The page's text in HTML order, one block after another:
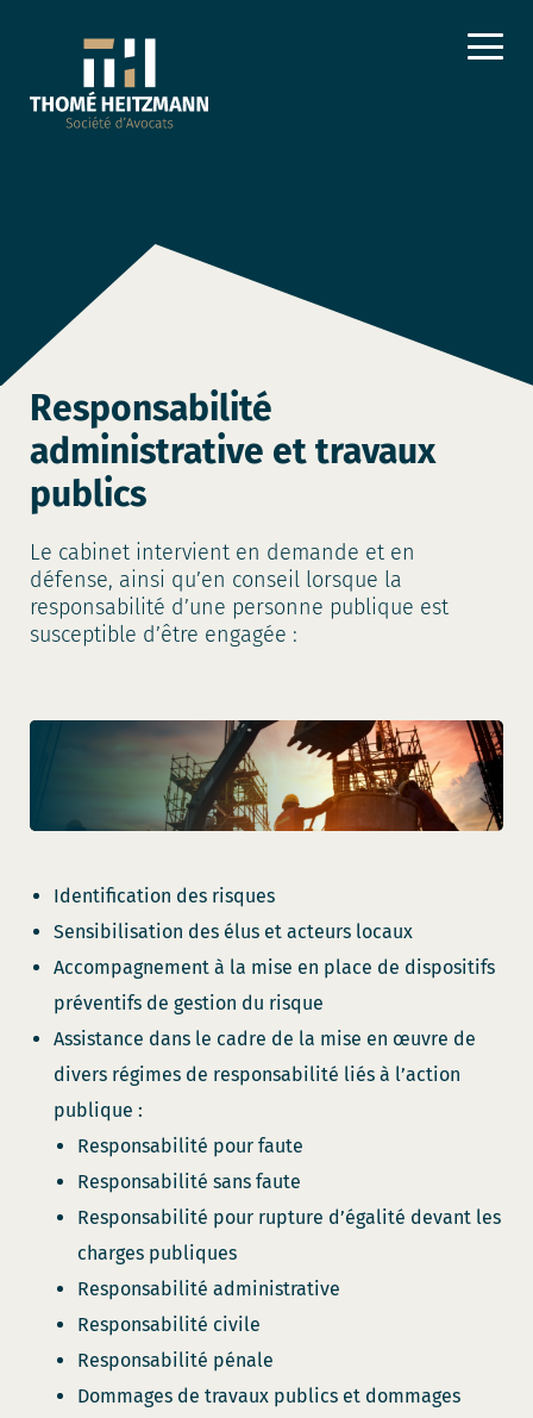
Responsabilité
administrative et travaux
publics
Le cabinet intervient en demande et en
défense, ainsi qu’en conseil lorsque la
responsabilité d’une personne publique est
susceptible d’être engagée :
Identification des risques
Sensibilisation des élus et acteurs locaux
Accompagnement à la mise en place de dispositifs
préventifs de gestion du risque
Assistance dans le cadre de la mise en œuvre de
divers régimes de responsabilité liés à l’action
publique :
Responsabilité pour faute
Responsabilité sans faute
Responsabilité pour rupture d’égalité devant les
charges publiques
Responsabilité administrative
Responsabilité civile
Responsabilité pénale
Dommages de travaux publics et dommages